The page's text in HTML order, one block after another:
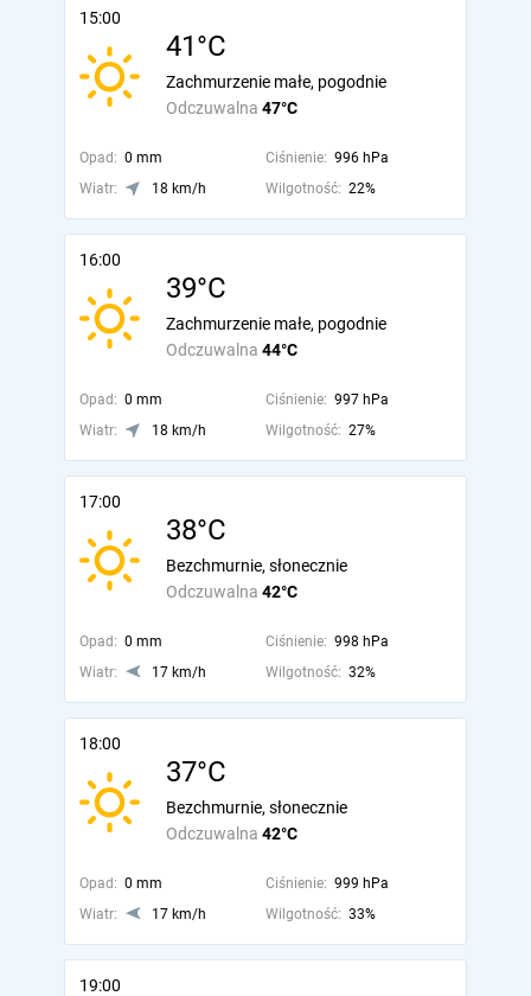
15:00
41°C
Odczuwalna 47°C
Zachmurzenie małe, pogodnie
Opad: 0 mm Ciśnienie: 996 hPa
Wiatr:
18 km/h Wilgotność: 22%
16:00
39°C
Odczuwalna 44°C
Zachmurzenie małe, pogodnie
Opad: 0 mm Ciśnienie: 997 hPa
Wiatr:
18 km/h Wilgotność: 27%
17:00
38°C
Odczuwalna 42°C
Bezchmurnie, słonecznie
Opad: 0 mm Ciśnienie: 998 hPa
Wiatr:
17 km/h Wilgotność: 32%
18:00
37°C
Odczuwalna 42°C
Bezchmurnie, słonecznie
Opad: 0 mm Ciśnienie: 999 hPa
Wiatr:
17 km/h Wilgotność: 33%
19:00